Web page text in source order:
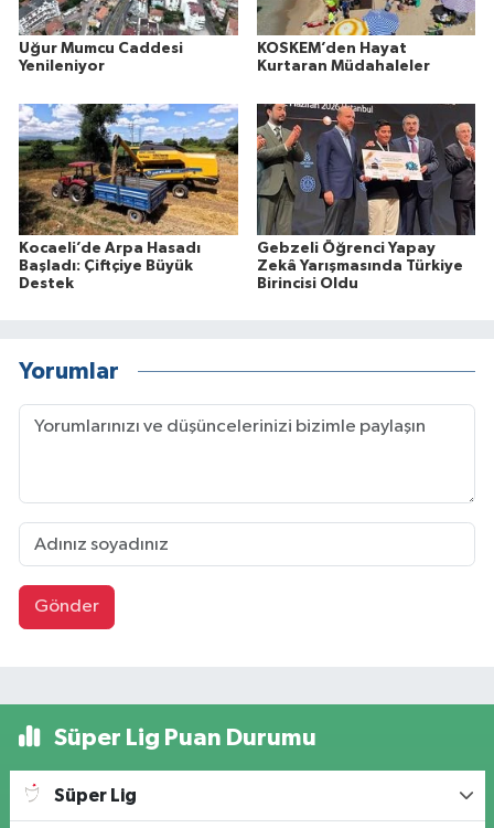
Uğur Mumcu Caddesi
Yenileniyor
KOSKEM’den Hayat
Kurtaran Müdahaleler
Kocaeli’de Arpa Hasadı
Başladı: Çiftçiye Büyük
Destek
Gebzeli Öğrenci Yapay
Zekâ Yarışmasında Türkiye
Birincisi Oldu
Yorumlar
Gönder
Süper Lig Puan Durumu
Süper Lig